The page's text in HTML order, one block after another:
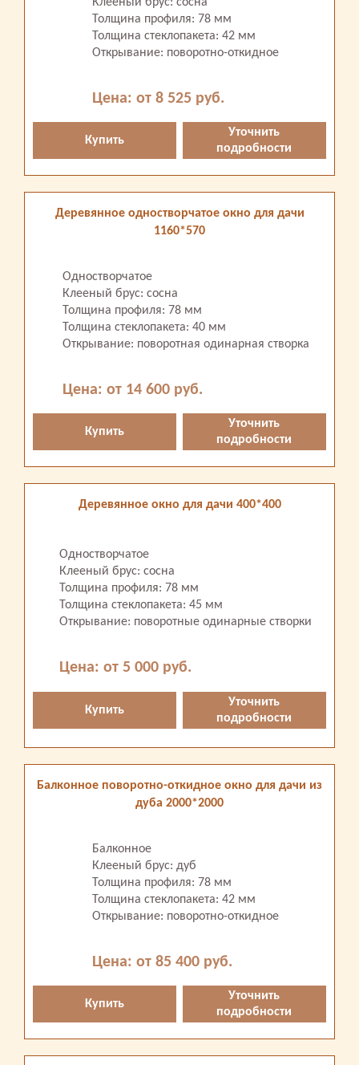
Клееный брус: сосна
Толщина профиля: 78 мм
Толщина стеклопакета: 42 мм
Открывание: поворотно-откидное
Цена: от 8 525 руб.
Купить
Уточнить
подробности
Деревянное одностворчатое окно для дачи
1160*570
Одностворчатое
Клееный брус: сосна
Толщина профиля: 78 мм
Толщина стеклопакета: 40 мм
Открывание: поворотная одинарная створка
Цена: от 14 600 руб.
Купить
Уточнить
подробности
Деревянное окно для дачи 400*400
Одностворчатое
Клееный брус: сосна
Толщина профиля: 78 мм
Толщина стеклопакета: 45 мм
Открывание: поворотные одинарные створки
Цена: от 5 000 руб.
Купить
Уточнить
подробности
Балконное поворотно-откидное окно для дачи из
дуба 2000*2000
Балконное
Клееный брус: дуб
Толщина профиля: 78 мм
Толщина стеклопакета: 42 мм
Открывание: поворотно-откидное
Цена: от 85 400 руб.
Купить
Уточнить
подробности